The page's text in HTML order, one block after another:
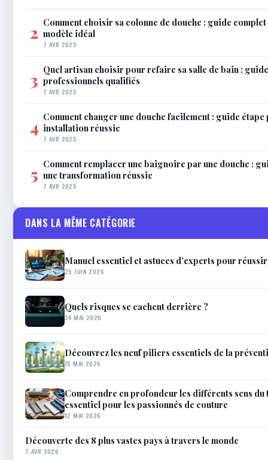
2 Comment choisir sa colonne de douche : guide
modèle idéal
7 AVR 2025
3 Quel artisan choisir pour refaire sa salle de bain :
professionnels qualifiés
7 AVR 2025
4 Comment changer une douche facilement : guide
installation réussie
7 AVR 2025
5 Comment remplacer une baignoire par une douche :
une transformation réussie
7 AVR 2025
DANS LA MÊME CATÉGORIE
Manuel essentiel et astuces d’experts pour réussir
25 JUIN 2026
Quels risques se cachent derrière ?
24 MAI 2026
Découvrez les neuf piliers essentiels de la
15 MAI 2026
Comprendre en profondeur les différents sens du
essentiel pour les passionnés de couture
12 MAI 2026
Découverte des 8 plus vastes pays à travers le monde
7 AVR 2026